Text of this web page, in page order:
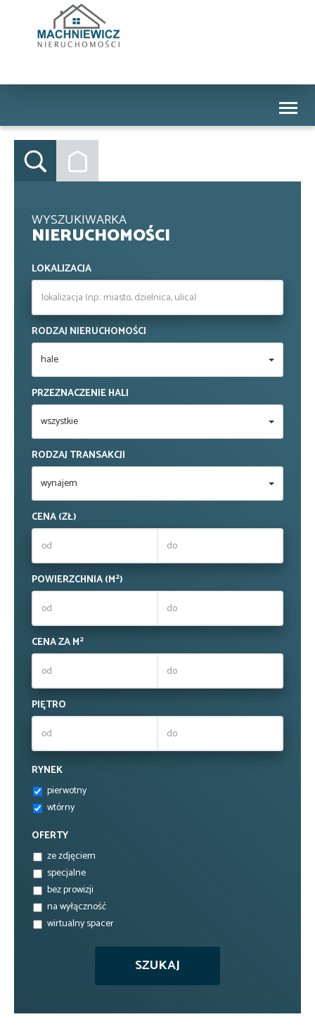
Toggle
WYSZUKIWARKA
NIERUCHOMOŚCI
LOKALIZACJA
RODZAJ NIERUCHOMOŚCI
hale
PRZEZNACZENIE HALI
wszystkie
RODZAJ TRANSAKCJI
wynajem
CENA (ZŁ)
POWIERZCHNIA (M2)
CENA ZA M2
PIĘTRO
RYNEK
pierwotny
wtórny
OFERTY
ze zdjęciem
specjalne
bez prowizji
na wyłączność
wirtualny spacer